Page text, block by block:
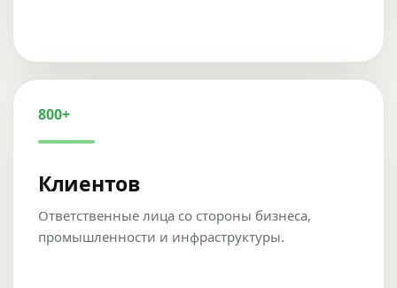
800+
Клиентов
Ответственные лица со стороны бизнеса,
промышленности и инфраструктуры.